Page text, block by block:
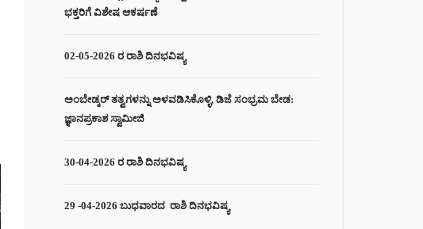
ಭಕ್ತರಿಗೆ ವಿಶೇಷ ಆಕರ್ಷಣೆ
02-05-2026 ರ ರಾಶಿ ದಿನಭವಿಷ್ಯ
ಅಂಬೇಡ್ಕರ್ ತತ್ವಗಳನ್ನು ಅಳವಡಿಸಿಕೊಳ್ಳಿ, ಡಿಜೆ ಸಂಭ್ರಮ ಬೇಡ:
ಜ್ಞಾನಪ್ರಕಾಶ ಸ್ವಾಮೀಜಿ
30-04-2026 ರ ರಾಶಿ ದಿನಭವಿಷ್ಯ
29 -04-2026 ಬುಧವಾರದ ರಾಶಿ ದಿನಭವಿಷ್ಯ